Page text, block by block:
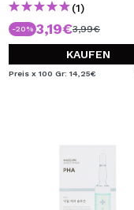
(1)
-20% 3,19€3,99€
KAUFEN
Preis x 100 Gr: 14,25€